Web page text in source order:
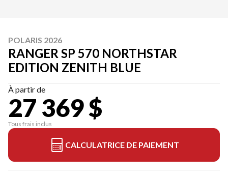
POLARIS 2026
RANGER SP 570 NORTHSTAR
EDITION ZENITH BLUE
À partir de
27 369 $
Tous frais inclus
CALCULATRICE DE PAIEMENT